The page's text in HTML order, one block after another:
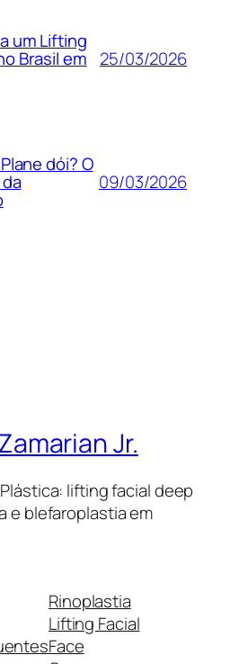
um Lifting
Brasil em 25/03/2026
dói? O
09/03/2026
Jr.
lifting facial deep
e blefaroplastia em
Rinoplastia
Lifting Facial
Face